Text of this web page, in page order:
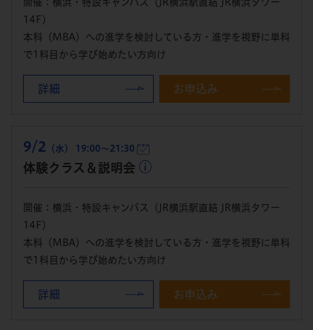
開催：横浜・特設キャンパス（JR横浜駅直結 JR横浜タワー
14F）
本科（MBA）への進学を検討している方・進学を視野に単科
で1科目から学び始めたい方向け
詳細 お申込み
9/2 （水） 19:00～21:30
体験クラス＆説明会
開催：横浜・特設キャンパス（JR横浜駅直結 JR横浜タワー
14F）
本科（MBA）への進学を検討している方・進学を視野に単科
で1科目から学び始めたい方向け
詳細 お申込み